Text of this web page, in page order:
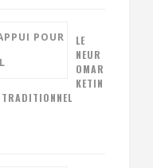
LE
NEUR
OMAR
KETIN